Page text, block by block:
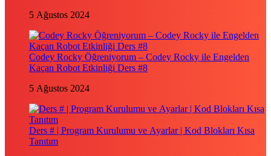
5 Ağustos 2024
Codey Rocky Öğreniyorum – Codey Rocky ile Engelden
Kaçan Robot Etkinliği Ders #8
5 Ağustos 2024
Ders # | Program Kurulumu ve Ayarlar | Kod Blokları Kısa
Tanıtım